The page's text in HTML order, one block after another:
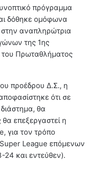
πρόγραμμα
δόθηκε ομόφωνα
στην αναπληρώτρια
της 1ης
του Πρωταθλήματος
προέδρου Δ.Σ., η
ότι σε
θα
θα επεξεργαστεί η
για τον τρόπο
League επόμενων
και εντεύθεν).